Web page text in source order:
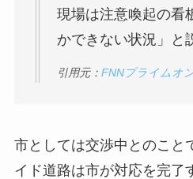
現場は注意喚起の看
かできない状況」と
引用元： FNNプライムオ
市としては交渉中とのこと
イド道路は市が対応を完了